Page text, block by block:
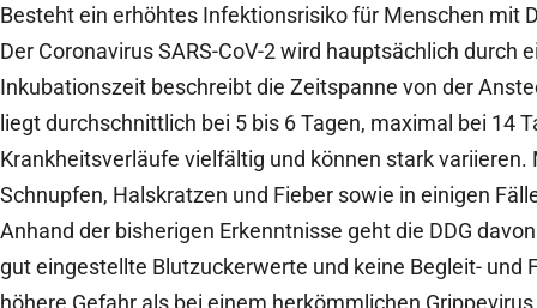
Besteht ein erhöhtes Infektionsrisiko für Menschen mit
Der Coronavirus SARS-CoV-2 wird hauptsächlich durch
Inkubationszeit beschreibt die Zeitspanne von der
liegt durchschnittlich bei 5 bis 6 Tagen, maximal bei 14
Krankheitsverläufe vielfältig und können stark
Schnupfen, Halskratzen und Fieber sowie in einigen
Anhand der bisherigen Erkenntnisse geht die DDG
gut eingestellte Blutzuckerwerte und keine Begleit- und
höhere Gefahr als bei einem herkömmlichen